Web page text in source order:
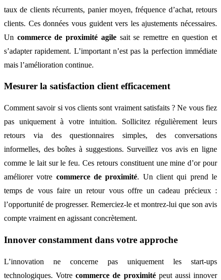
taux de clients récurrents, panier moyen, fréquence d’achat, retours
clients. Ces données vous guident vers les ajustements nécessaires.
Un commerce de proximité agilesait se remettre en question et
s’adapter rapidement. L’important n’est pas la perfection immédiate
mais l’amélioration continue.
Mesurer la satisfaction client efficacement
Comment savoir si vos clients sont vraiment satisfaits ? Ne vous fiez
pas uniquement à votre intuition. Sollicitez régulièrement leurs
retours via des questionnaires simples, des conversations
informelles, des boîtes à suggestions. Surveillez vos avis en ligne
comme le lait sur le feu. Ces retours constituent une mine d’or pour
améliorer votre commerce de proximité. Un client qui prend le
temps de vous faire un retour vous offre un cadeau précieux :
l’opportunité de progresser. Remerciez-le et montrez-lui que son avis
compte vraiment en agissant concrètement.
Innover constamment dans votre approche
L’innovation ne concerne pas uniquement les start-ups
technologiques. Votrecommerce de proximitépeut aussi innover